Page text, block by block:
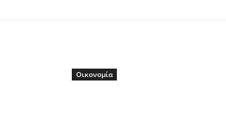
Οικονομία